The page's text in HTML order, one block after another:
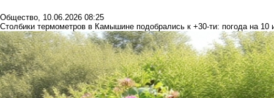
Общество, 10.06.2026 08:25
Столбики термометров в Камышине подобрались к +30-ти: погода на 10